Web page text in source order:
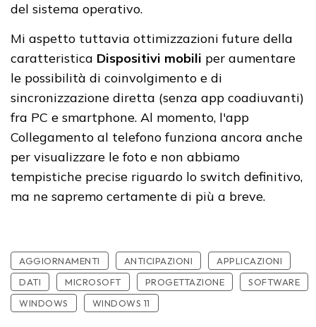
del sistema operativo.
Mi aspetto tuttavia ottimizzazioni future della
caratteristica Dispositivi mobili per aumentare
le possibilità di coinvolgimento e di
sincronizzazione diretta (senza app coadiuvanti)
fra PC e smartphone. Al momento, l'app
Collegamento al telefono funziona ancora anche
per visualizzare le foto e non abbiamo
tempistiche precise riguardo lo switch definitivo,
ma ne sapremo certamente di più a breve.
AGGIORNAMENTI ANTICIPAZIONI
APPLICAZIONI
DATI
MICROSOFT PROGETTAZIONE
SOFTWARE
WINDOWS
WINDOWS 11